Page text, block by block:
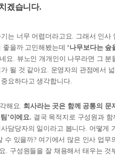
겠습니다.
는 너무 어렵더라고요. 그래서 인사
을까 고민해봤는데 ‘나무보다는 숲
요. 뷰노인 개개인이 나무라면 그 분
될 것 같아요. 운영자의 관점에서 넓
요하다고 생각합니다.
해요. 회사라는 곳은 함께 공통의 문
’이에요. 결국 목적지로 구성원과 함
담당자의 일이라고 봅니다. 어떻게
수 있을까? 여기에서 많은 인사 업무
. 구성원들을 잘 채용해서 태우는 것